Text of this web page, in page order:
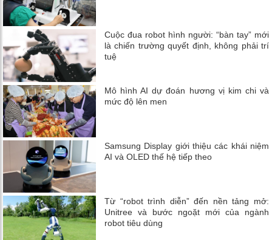
Cuộc đua robot hình người: “bàn tay” mới
là chiến trường quyết định, không phải trí
tuệ
Mô hình AI dự đoán hương vị kim chi và
mức độ lên men
Samsung Display giới thiệu các khái niệm
AI và OLED thế hệ tiếp theo
Từ “robot trình diễn” đến nền tảng mở:
Unitree và bước ngoặt mới của ngành
robot tiêu dùng